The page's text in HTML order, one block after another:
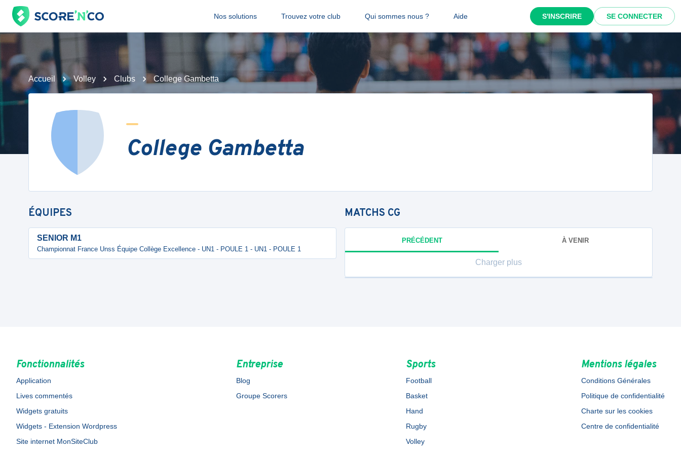
Nos solutions Trouvez votre club Qui sommes nous ? Aide S'INSCRIRE SE CONNECTER
Accueil Volley Clubs College Gambetta
College Gambetta
ÉQUIPES
SENIOR M1
Championnat France Unss Équipe Collège Excellence - UN1 - POULE 1 - UN1 - POULE 1
MATCHS CG
PRÉCÉDENT À VENIR
Charger plus
Fonctionnalités
Application
Lives commentés
Widgets gratuits
Widgets - Extension Wordpress
Site internet MonSiteClub
Entreprise
Blog
Groupe Scorers
Sports
Football
Basket
Hand
Rugby
Volley
Mentions légales
Conditions Générales
Politique de confidentialité
Charte sur les cookies
Centre de confidentialité